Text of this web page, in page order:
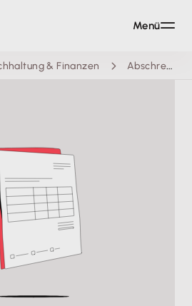
& Finanzen Abschreibungstabelle
Menü